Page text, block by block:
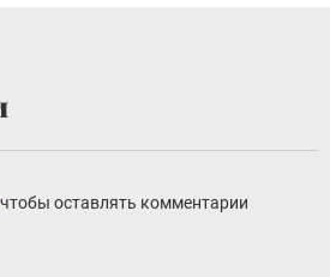
чтобы оставлять комментарии